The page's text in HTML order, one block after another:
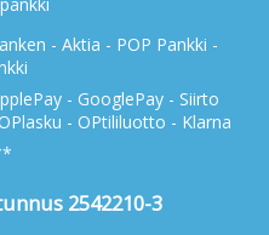
- Aktia - POP Pankki -
- GooglePay - Siirto
- OPtililuotto - Klarna
2542210-3